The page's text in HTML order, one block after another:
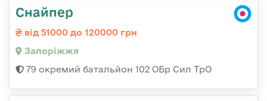
Снайпер
від 51000 до 120000 грн
Запоріжжя
79 окремий батальйон 102 ОБр Сил ТрО